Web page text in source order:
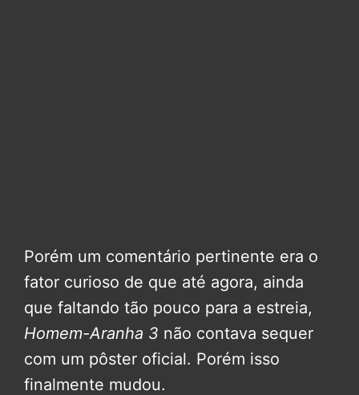
Porém um comentário pertinente era o
fator curioso de que até agora, ainda
que faltando tão pouco para a estreia,
Homem-Aranha 3 não contava sequer
com um pôster oficial. Porém isso
finalmente mudou.